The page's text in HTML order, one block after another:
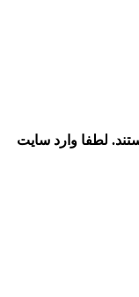
لطفا وارد سایت